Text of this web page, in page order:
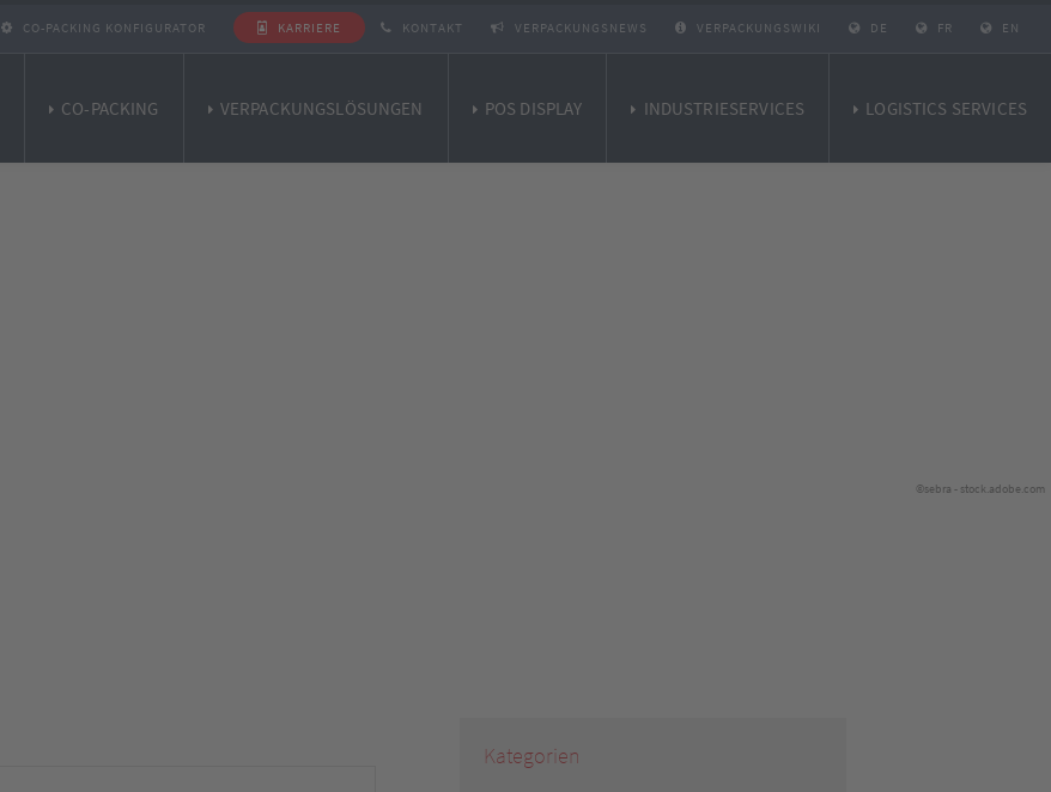
CO-PACKING KONFIGURATOR KARRIERE KONTAKT VERPACKUNGSNEWS VERPACKUNGSWIKI DE FR EN
CO-PACKING VERPACKUNGSLÖSUNGEN POS DISPLAY INDUSTRIESERVICES LOGISTICS SERVICES
©sebra - stock.adobe.com
Kategorien